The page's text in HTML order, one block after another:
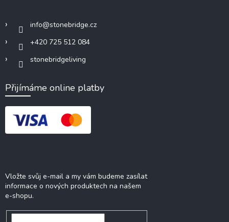
info@stonebridge.cz
+420 725 512 084
stonebridgeliving
Přijímáme online platby
Vložte svůj e-mail a my vám budeme zasílat
informace o nových produktech na našem
e-shopu.